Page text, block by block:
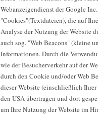
Webanzeigendienst der Google
"Cookies"(Textdateien), die auf
Analyse der Nutzung der Website
auch sog. "Web Beacons" (kleine
Informationen. Durch die
wie der Besucherverkehr auf der
durch den Cookie und/oder Web
dieser Website (einschließlich
den USA übertragen und dort
um Ihre Nutzung der Website im